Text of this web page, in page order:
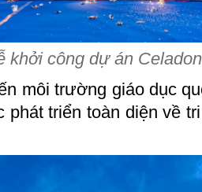
khởi công dự án
môi trường giáo dục
phát triển toàn diện về